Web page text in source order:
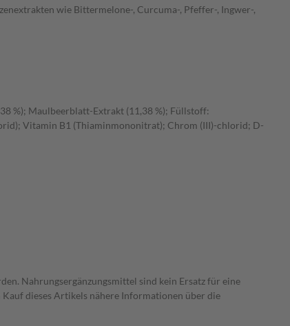
wie Bittermelone-, Curcuma-, Pfeffer-, Ingwer-,
%); Maulbeerblatt-Extrakt (11,38 %); Füllstoff:
Vitamin B1 (Thiaminmononitrat); Chrom (III)-chlorid; D-
Nahrungsergänzungsmittel sind kein Ersatz für eine
dieses Artikels nähere Informationen über die